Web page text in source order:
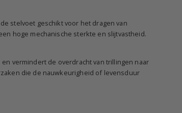
stelvoet geschikt voor het dragen van
hoge mechanische sterkte en slijtvastheid.
vermindert de overdracht van trillingen naar
die de nauwkeurigheid of levensduur